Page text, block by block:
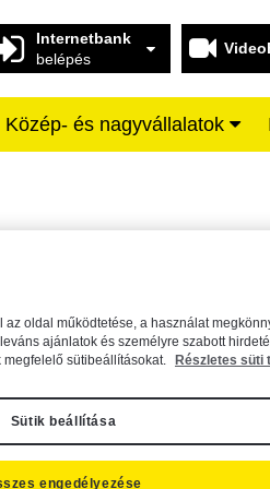
Internetbank
belépés
Közép- és nagyvállalatok
kérjük, írja be a keresőszót a
oldal működtetése, a használat
ajánlatok és személyre szabott
sütibeállításokat.
Részletes süti
Sütik beállítása
engedélyezése